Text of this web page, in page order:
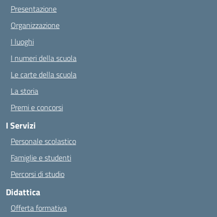
Presentazione
Organizzazione
I luoghi
I numeri della scuola
Le carte della scuola
La storia
Premi e concorsi
I Servizi
Personale scolastico
Famiglie e studenti
Percorsi di studio
Didattica
Offerta formativa